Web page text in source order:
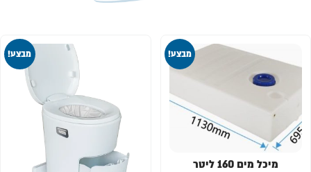
מבצע!
מיכל מים 160 ליטר
מבצע!